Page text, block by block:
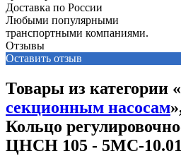
Доставка по России
Любыми популярными
транспортными компаниями.
Отзывы
Оставить отзыв
Товары из категории «
секционным насосам
Кольцо
ЦНСН 105 - 5МС-